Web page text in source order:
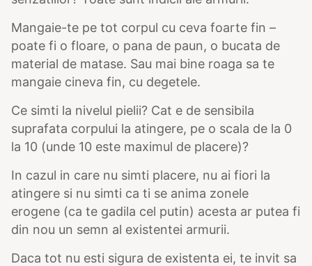
Mangaie-te pe tot corpul cu ceva foarte fin –
poate fi o floare, o pana de paun, o bucata de
material de matase. Sau mai bine roaga sa te
mangaie cineva fin, cu degetele.
Ce simti la nivelul pielii? Cat e de sensibila
suprafata corpului la atingere, pe o scala de la 0
la 10 (unde 10 este maximul de placere)?
In cazul in care nu simti placere, nu ai fiori la
atingere si nu simti ca ti se anima zonele
erogene (ca te gadila cel putin) acesta ar putea fi
din nou un semn al existentei armurii.
Daca tot nu esti sigura de existenta ei, te invit sa